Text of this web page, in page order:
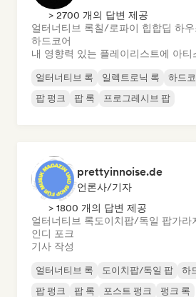
> 2700 개의 답변 제공
얼터너티브 록칠/로파이 힙합딥 하우
하드코어
내 영향력 있는 플레이리스트에 아티
얼터너티브 록 일렉트로닉 록 하드
팝 펑크
팝 록 프로그레시브 팝
prettyinnoise.de
언론사/기자
> 1800 개의 답변 제공
얼터너티브 록도이치팝/독일 팝가라
인디 포크
기사 작성
얼터너티브 록 도이치팝/독일 팝 하
팝 펑크
팝 록 포스트 펑크 펑크 록